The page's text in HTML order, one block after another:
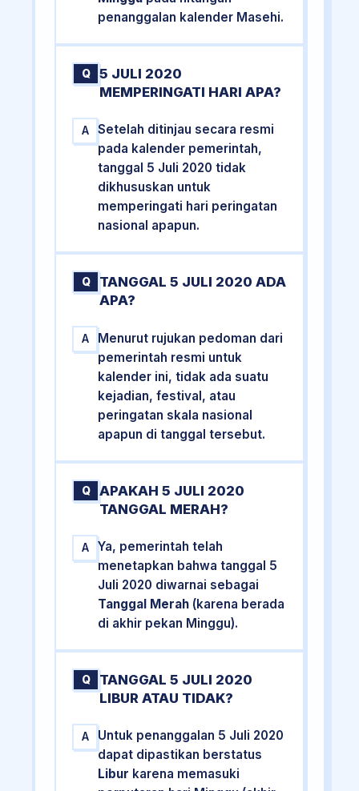
penanggalan kalender Masehi.
Q
5 JULI 2020
MEMPERINGATI HARI APA?
A
Setelah ditinjau secara resmi
pada kalender pemerintah,
tanggal 5 Juli 2020 tidak
dikhususkan untuk
memperingati hari peringatan
nasional apapun.
Q
TANGGAL 5 JULI 2020 ADA
APA?
A
Menurut rujukan pedoman dari
pemerintah resmi untuk
kalender ini, tidak ada suatu
kejadian, festival, atau
peringatan skala nasional
apapun di tanggal tersebut.
Q
APAKAH 5 JULI 2020
TANGGAL MERAH?
A
Ya, pemerintah telah
menetapkan bahwa tanggal 5
Juli 2020 diwarnai sebagai
Tanggal Merah (karena berada
di akhir pekan Minggu).
Q
TANGGAL 5 JULI 2020
LIBUR ATAU TIDAK?
A
Untuk penanggalan 5 Juli 2020
dapat dipastikan berstatus
Libur karena memasuki